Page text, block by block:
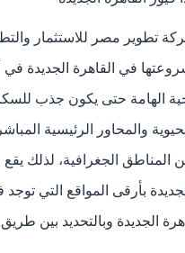
تطوير مصر للاستثمار
في القاهرة الجديدة في
الهامة حتى يكون جذب
والمحاور الرئيسية
المناطق الجغرافية، لذلك
بأرقى المواقع التي
الجديدة وبالتحديد بين طريق